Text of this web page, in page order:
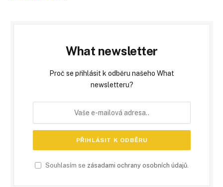
What newsletter
Proč se přihlásit k odběru našeho What
newsletteru?
Souhlasím se zásadami ochrany osobních údajů.